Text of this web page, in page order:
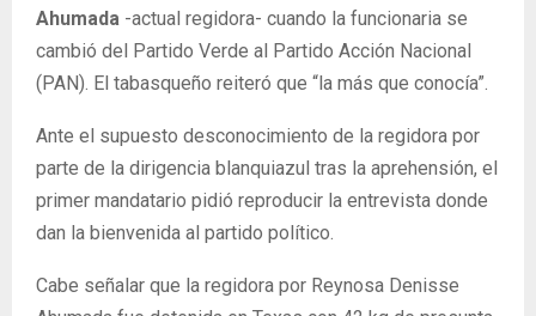
Ahumada -actual regidora- cuando la funcionaria se
cambió del Partido Verde al Partido Acción Nacional
(PAN). El tabasqueño reiteró que “la más que conocía”.
Ante el supuesto desconocimiento de la regidora por
parte de la dirigencia blanquiazul tras la aprehensión, el
primer mandatario pidió reproducir la entrevista donde
dan la bienvenida al partido político.
Cabe señalar que la regidora por Reynosa Denisse